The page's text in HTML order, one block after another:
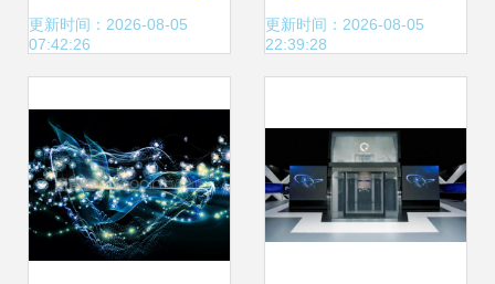
效办公，开启稳定
更新时间：2026-08-05
07:42:26
探开发领域人工智
更新时间：2026-08-05
22:39:28